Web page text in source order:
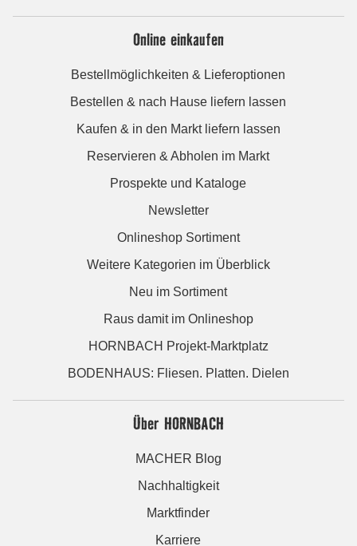
Online einkaufen
Bestellmöglichkeiten & Lieferoptionen
Bestellen & nach Hause liefern lassen
Kaufen & in den Markt liefern lassen
Reservieren & Abholen im Markt
Prospekte und Kataloge
Newsletter
Onlineshop Sortiment
Weitere Kategorien im Überblick
Neu im Sortiment
Raus damit im Onlineshop
HORNBACH Projekt-Marktplatz
BODENHAUS: Fliesen. Platten. Dielen
Über HORNBACH
MACHER Blog
Nachhaltigkeit
Marktfinder
Karriere